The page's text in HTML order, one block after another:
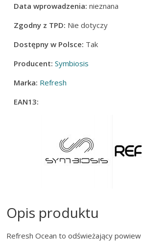
Data wprowadzenia:nieznana
Zgodny z TPD: Nie dotyczy
Dostępny w Polsce: Tak
Producent: Symbiosis
Marka: Refresh
EAN13:
Opis produktu
Refresh Ocean to odświeżający